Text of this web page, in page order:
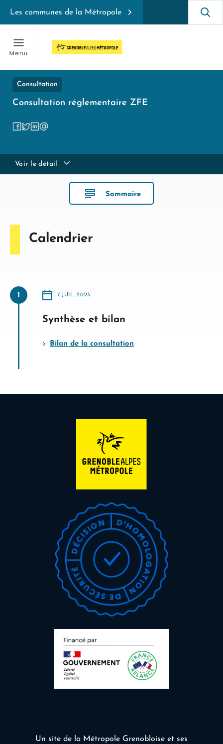
Les communes de la Métropole
Consultation
Consultation réglementaire ZFE
Voir le détail
Sommaire
Calendrier
7 JUIL. 2023
1
Synthèse et bilan
Bilan de la consultation
Un site de la Métropole Grenobloise et ses